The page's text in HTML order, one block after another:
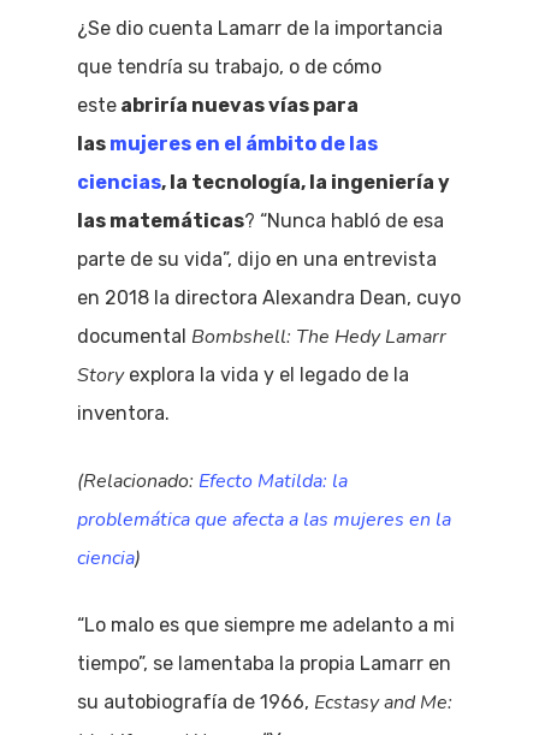
¿Se dio cuenta Lamarr de la importancia
que tendría su trabajo, o de cómo
este abriría nuevas vías para
las mujeres en el ámbito de las
ciencias, la tecnología, la ingeniería y
las matemáticas? “Nunca habló de esa
parte de su vida”, dijo en una entrevista
en 2018 la directora Alexandra Dean, cuyo
documental Bombshell: The Hedy Lamarr
Story explora la vida y el legado de la
inventora.
(Relacionado: Efecto Matilda: la
problemática que afecta a las mujeres en la
ciencia)
“Lo malo es que siempre me adelanto a mi
tiempo”, se lamentaba la propia Lamarr en
su autobiografía de 1966, Ecstasy and Me: